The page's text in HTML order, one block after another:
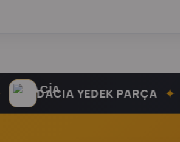
DACIA YEDEK PARÇA ✦